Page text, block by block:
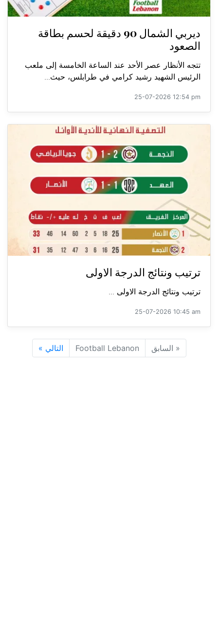
ديربي الشمال 90 دقيقة لحسم بطاقة
الصعود
تتجه الأنظار عصر الأحد عند الساعة الخامسة إلى ملعب
الرئيس الشهيد رشيد كرامي في طرابلس، حيث...
25-07-2026 12:54 pm
ترتيب ونتائج الدرجة الاولى
ترتيب ونتائج الدرجة الاولى ...
25-07-2026 10:45 am
« السابق Football Lebanon التالي »